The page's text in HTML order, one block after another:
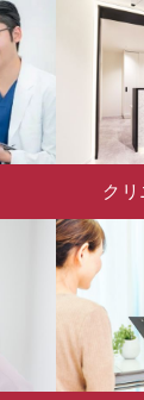
ク